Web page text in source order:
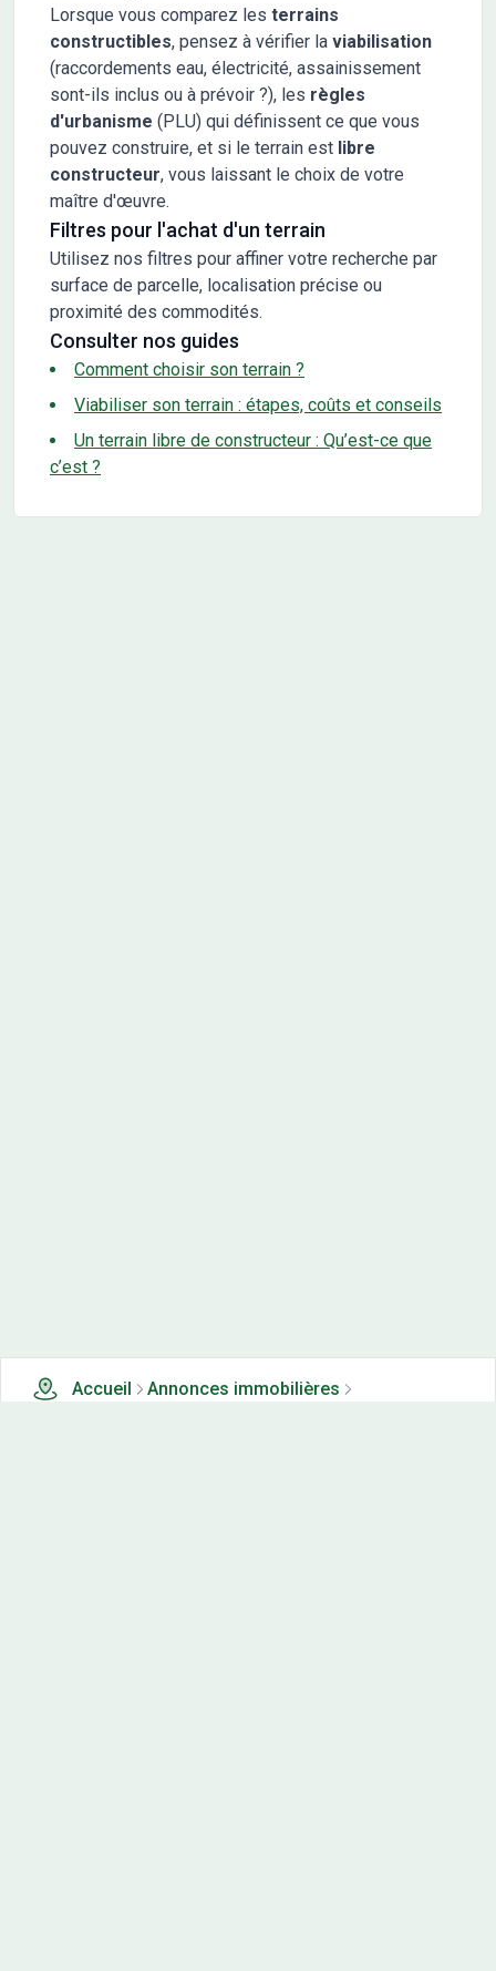
Lorsque vous comparez les terrains
constructibles, pensez à vérifier la viabilisation
(raccordements eau, électricité, assainissement
sont-ils inclus ou à prévoir ?), les règles
d'urbanisme (PLU) qui définissent ce que vous
pouvez construire, et si le terrain est libre
constructeur, vous laissant le choix de votre
maître d'œuvre.
Filtres pour l'achat d'un terrain
Utilisez nos filtres pour affiner votre recherche par
surface de parcelle, localisation précise ou
proximité des commodités.
Consulter nos guides
Comment choisir son terrain ?
Viabiliser son terrain : étapes, coûts et conseils
Un terrain libre de constructeur : Qu’est-ce que
c’est ?
Accueil
Annonces immobilières